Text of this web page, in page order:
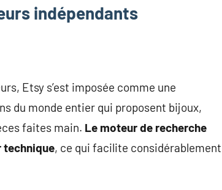
indépendants
Etsy s’est imposée comme une
du monde entier qui proposent bijoux,
faites main. Le moteur de recherche
technique, ce qui facilite considérablement